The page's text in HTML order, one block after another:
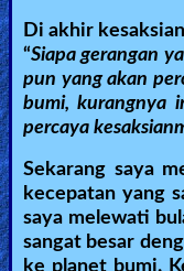
2nd
Page,
Older
Material
Di akhir
“Siapa gerangan
pun yang akan
bumi, kurangnya
percaya
Sekarang saya
kecepatan yang
saya melewati
sangat besar
ke planet bumi.